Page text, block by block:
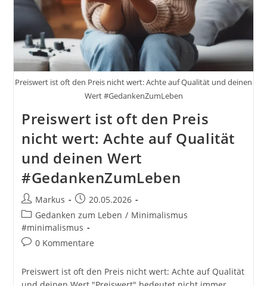
Preiswert ist oft den Preis nicht wert: Achte auf Qualität und deinen
Wert #GedankenZumLeben
Preiswert ist oft den Preis
nicht wert: Achte auf Qualität
und deinen Wert
#GedankenZumLeben
Beitrags-
Autor:
Markus
Beitrag
veröffentlicht:
20.05.2026
Beitrags-
Kategorie:
Gedanken zum Leben / Minimalismus
#minimalismus
Beitrags-
0 Kommentare
Preiswert ist oft den Preis nicht wert: Achte auf Qualität